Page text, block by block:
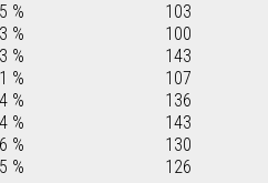
% 103
% 100
% 143
% 107
% 136
% 143
% 130
% 126